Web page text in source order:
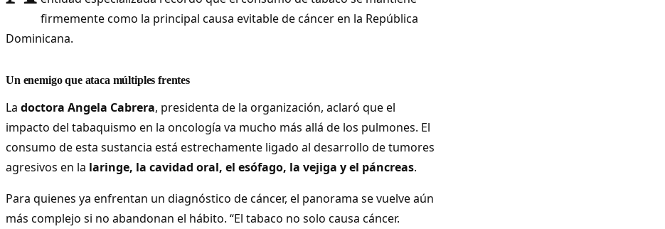
firmemente como la principal causa evitable de cáncer en la República
Dominicana.
Un enemigo que ataca múltiples frentes
La doctora Angela Cabrera, presidenta de la organización, aclaró que el
impacto del tabaquismo en la oncología va mucho más allá de los pulmones. El
consumo de esta sustancia está estrechamente ligado al desarrollo de tumores
agresivos en la laringe, la cavidad oral, el esófago, la vejiga y el páncreas.
Para quienes ya enfrentan un diagnóstico de cáncer, el panorama se vuelve aún
más complejo si no abandonan el hábito. “El tabaco no solo causa cáncer.